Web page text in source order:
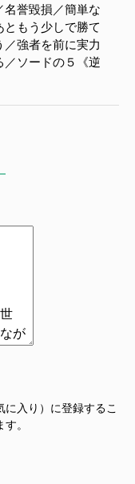
誉毀損／簡単な
もう少しで勝て
強者を前に実力
ソードの５《逆
入り）に登録するこ
。